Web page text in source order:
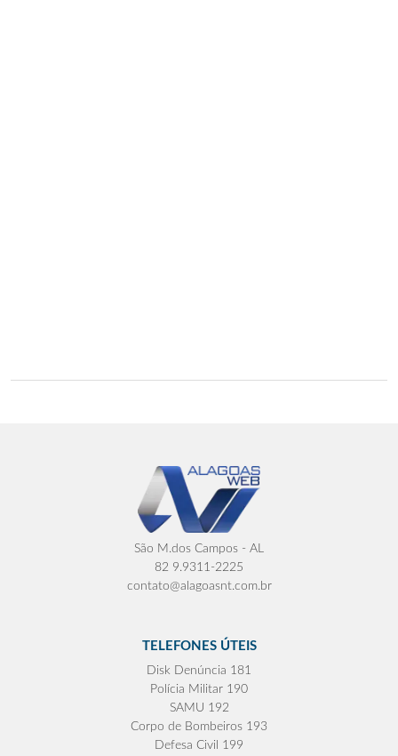
São M.dos Campos - AL
82 9.9311-2225
contato@alagoasnt.com.br
TELEFONES ÚTEIS
Disk Denúncia 181
Polícia Militar 190
SAMU 192
Corpo de Bombeiros 193
Defesa Civil 199